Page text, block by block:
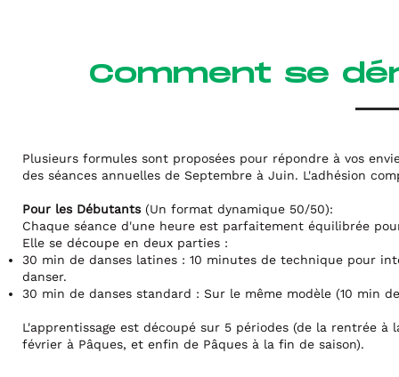
Comment se
Plusieurs formules sont proposées pour répondre à vos
des séances annuelles de Septembre à Juin. L'adhésion
Pour les Débutants(Un format dynamique 50/50):
Chaque séance d'une heure est parfaitement équilibrée
Elle se découpe en deux parties :
30 min de danses latines : 10 minutes de technique pour
danser.
30 min de danses standard : Sur le même modèle (10 min
L'apprentissage est découpé sur 5 périodes (de la rentrée à
février à Pâques, et enfin de Pâques à la fin de saison).